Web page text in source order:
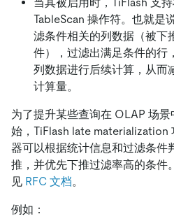
TableScan 操作符。也就是
滤条件相关的列数据（被下
件），过滤出满足条件的行
列数据进行后续计算，从而
计算量。
为了提升某些查询在 OLAP 场景
始，TiFlash late materialization
器可以根据统计信息和过滤条件
推，并优先下推过滤率高的条件
见 RFC 文档。
例如：